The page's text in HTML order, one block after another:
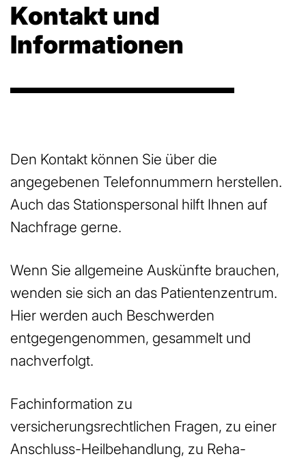
Kontakt und
Informationen
Den Kontakt können Sie über die
angegebenen Telefonnummern herstellen.
Auch das Stationspersonal hilft Ihnen auf
Nachfrage gerne.
Wenn Sie allgemeine Auskünfte brauchen,
wenden sie sich an das Patientenzentrum.
Hier werden auch Beschwerden
entgegengenommen, gesammelt und
nachverfolgt.
Fachinformation zu
versicherungsrechtlichen Fragen, zu einer
Anschluss-Heilbehandlung, zu Reha-